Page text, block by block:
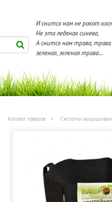
И снится нам не рокот
Не эта ледяная синева,
А снится нам трава, трава
зеленая, зеленая трава...
Каталог товаров Системы